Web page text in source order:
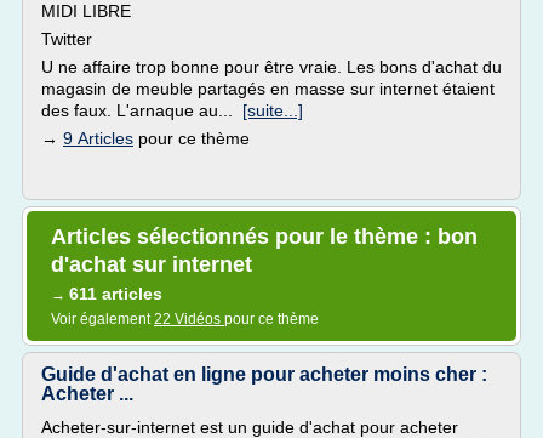
MIDI LIBRE
Twitter
U ne affaire trop bonne pour être vraie. Les bons d'achat du
magasin de meuble partagés en masse sur internet étaient
des faux. L'arnaque au... [suite...]
→ 9 Articles pour ce thème
Articles sélectionnés pour le thème : bon
d'achat sur internet
→ 611 articles
Voir également22 Vidéos pour ce thème
Guide d'achat en ligne pour acheter moins cher :
Acheter ...
Acheter-sur-internet est un guide d'achat pour acheter